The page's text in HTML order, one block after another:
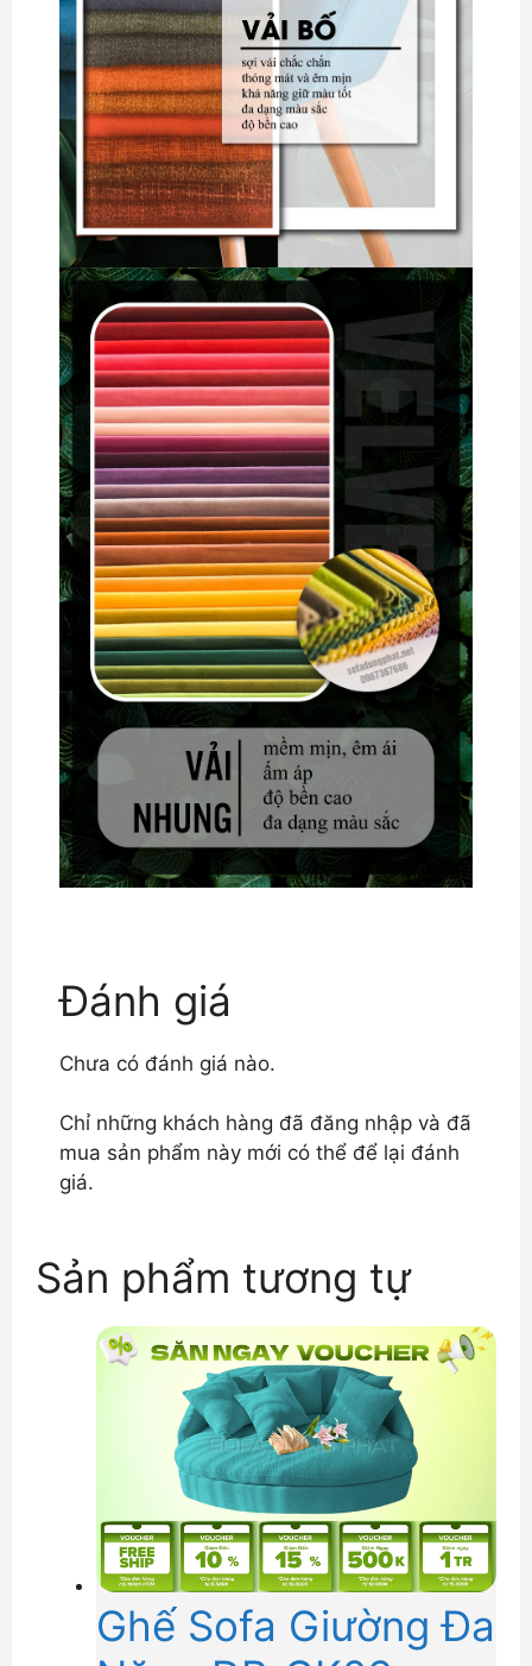
Đánh giá
Chưa có đánh giá nào.
Chỉ những khách hàng đã đăng nhập và đã
mua sản phẩm này mới có thể để lại đánh
giá.
Sản phẩm tương tự
Ghế Sofa Giường Đa